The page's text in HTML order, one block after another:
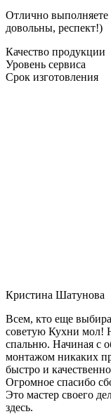
Отлично выполняете
довольны, респект!)
Качество продукции
Уровень сервиса
Срок изготовления
Кристина Шатунова
Всем, кто еще
советую Кухни мол!
спальню. Начиная с
монтажом никаких
быстро и
Огромное спасибо
Это мастер своего
здесь.